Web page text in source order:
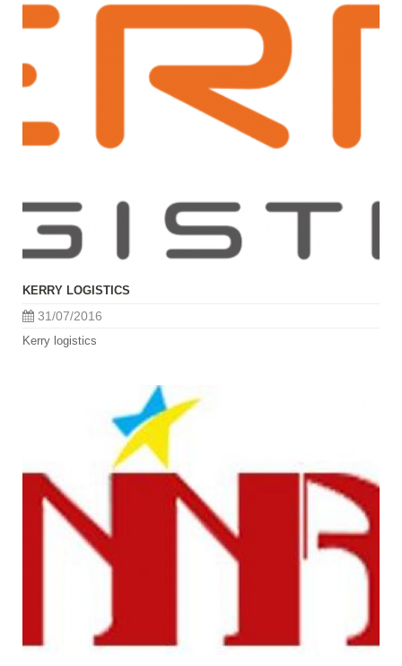
KERRY LOGISTICS
31/07/2016
Kerry logistics